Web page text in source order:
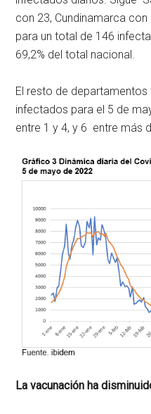
con 23, Cundinamarca
para un total de 146
69,2% del total nacional.
El resto de departamentos
infectados para el 5 de
entre 1 y 4, y 6 entre más
La vacunación ha